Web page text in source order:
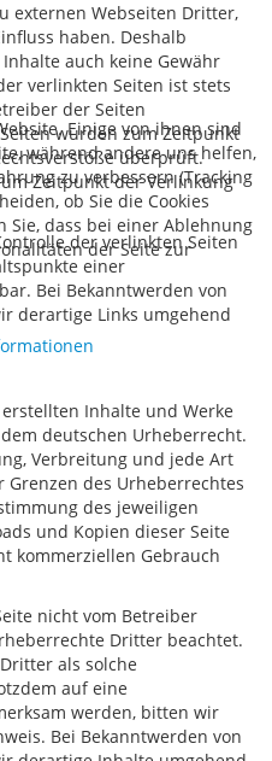
externen Webseiten Dritter,
haben. Deshalb
auch keine Gewähr
verlinkten Seiten ist stets
der Seiten
wurden zum Zeitpunkt
überprüft.
Zeitpunkt der Verlinkung
der verlinkten Seiten
einer
Bei Bekanntwerden von
derartige Links umgehend
Inhalte und Werke
deutschen Urheberrecht.
Verbreitung und jede Art
des Urheberrechtes
des jeweiligen
und Kopien dieser Seite
kommerziellen Gebrauch
nicht vom Betreiber
Dritter beachtet.
als solche
auf eine
werden, bitten wir
Bei Bekanntwerden von
Einige von ihnen sind
während andere uns helfen,
zu verbessern (Tracking
ob Sie die Cookies
Sie, dass bei einer Ablehnung
der Seite zur